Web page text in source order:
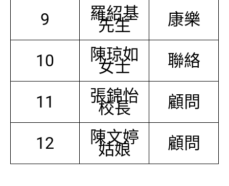
9 羅紹基
先生 康樂
10 陳琼如
女士 聯絡
11 張錦怡
校長 顧問
12 陳文婷
姑娘 顧問